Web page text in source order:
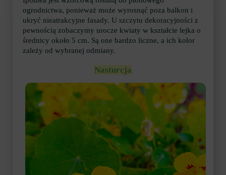
ogrodnictwa, ponieważ może wyrosnąć poza balkon i
ukryć nieatrakcyjne fasady. U szczytu dekoracyjności z
pewnością zobaczymy urocze kwiaty w kształcie lejka o
średnicy około 5 cm. Są one bardzo liczne, a ich kolor
zależy od wybranej odmiany.
Nasturcja